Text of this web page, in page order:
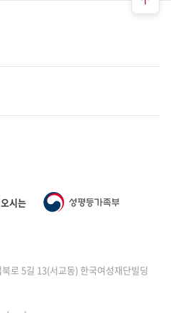
오시는 길
기
로가기
로 5길 13(서교동) 한국여성재단빌딩